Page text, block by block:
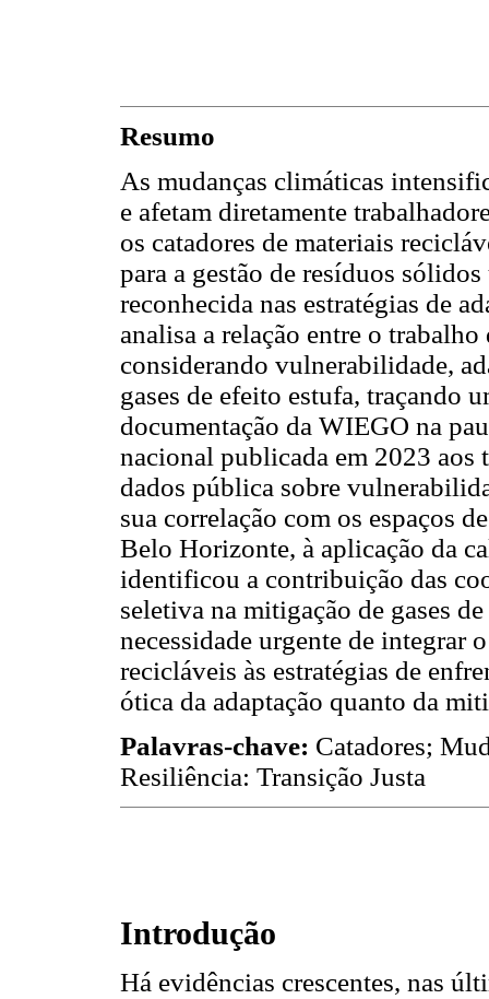
Resumo
As mudanças climáticas
e afetam diretamente
os catadores de materiais
para a gestão de resíduos
reconhecida nas estratégias de
analisa a relação entre o
considerando vulnerabilidade,
gases de efeito estufa, traçando
documentação da WIEGO na
nacional publicada em 2023 aos
dados pública sobre
sua correlação com os espaços
Belo Horizonte, à aplicação da
identificou a contribuição das
seletiva na mitigação de gases
necessidade urgente de integrar
recicláveis às estratégias de
ótica da adaptação quanto da
Palavras-chave: Catadores;
Resiliência: Transição Justa
Introdução
Há evidências crescentes, nas